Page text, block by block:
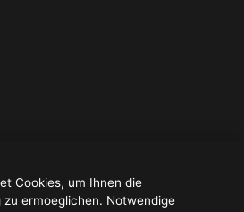
Cookies, um Ihnen die
ermoeglichen. Notwendige